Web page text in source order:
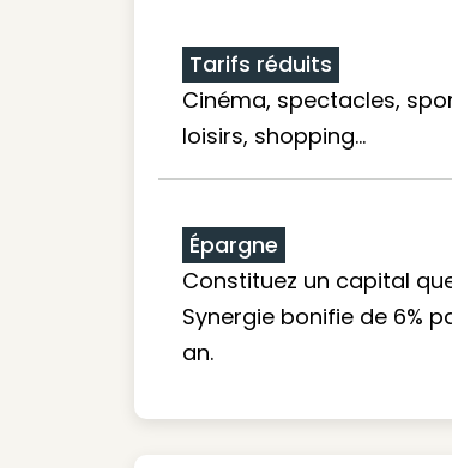
Tarifs réduits
Cinéma, spectacles,
loisirs, shopping...
Épargne
Constituez un capital
Synergie bonifie de 6%
an.